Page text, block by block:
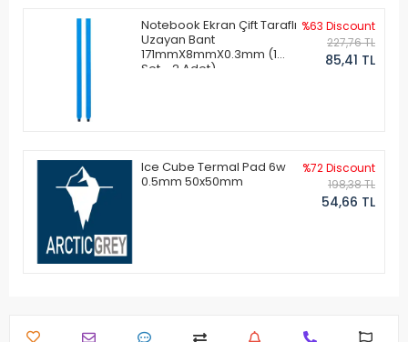
Notebook Ekran Çift Taraflı
Uzayan Bant
171mmX8mmX0.3mm (1
Set - 2 Adet)
%63 Discount
227,76 TL
85,41 TL
Ice Cube Termal Pad 6w
0.5mm 50x50mm
%72 Discount
198,38 TL
54,66 TL